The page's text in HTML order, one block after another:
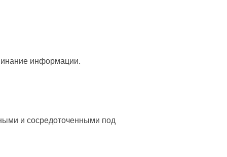
информации.
и сосредоточенными под